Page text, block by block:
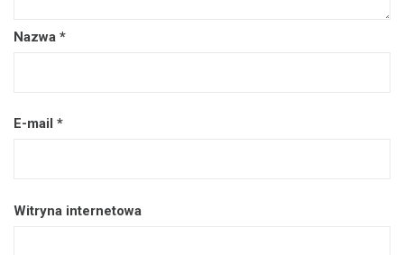
Nazwa *
E-mail *
Witryna internetowa